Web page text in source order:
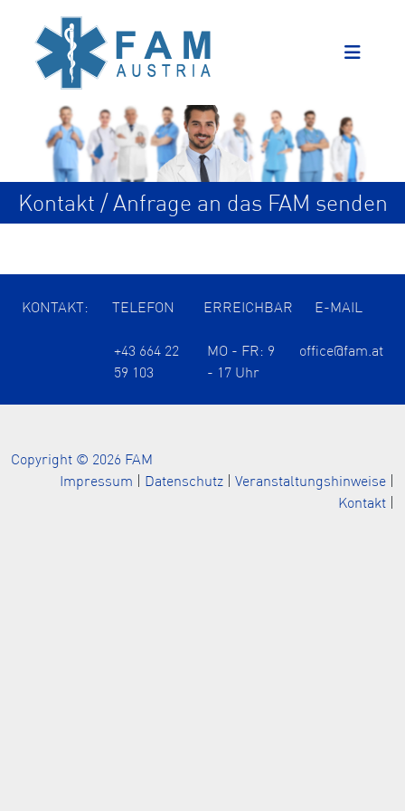
Kontakt / Anfrage an das FAM senden
KONTAKT: TELEFON ERREICHBAR E-MAIL
+43 664 22
59 103
MO - FR: 9
- 17 Uhr
office@fam.at
Copyright © 2026 FAM
Impressum
Datenschutz Veranstaltungshinweise
Kontakt